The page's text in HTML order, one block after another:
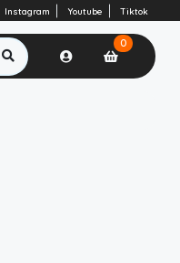
Instagram Youtube Tiktok
0